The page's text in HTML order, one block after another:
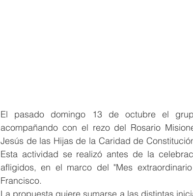
El pasado domingo 13 de octubre el
acompañando con el rezo del Rosario
Jesús de las Hijas de la Caridad de
Esta actividad se realizó antes de la
afligidos, en el marco del "Mes
Francisco.
La propuesta quiere sumarse a las distintas